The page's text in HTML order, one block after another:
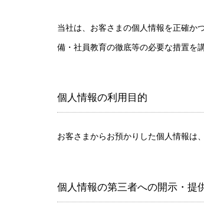
当社は、お客さまの個人情報を正確か
備・社員教育の徹底等の必要な措置を
個人情報の利用目的
お客さまからお預かりした個人情報は
個人情報の第三者への開示・提